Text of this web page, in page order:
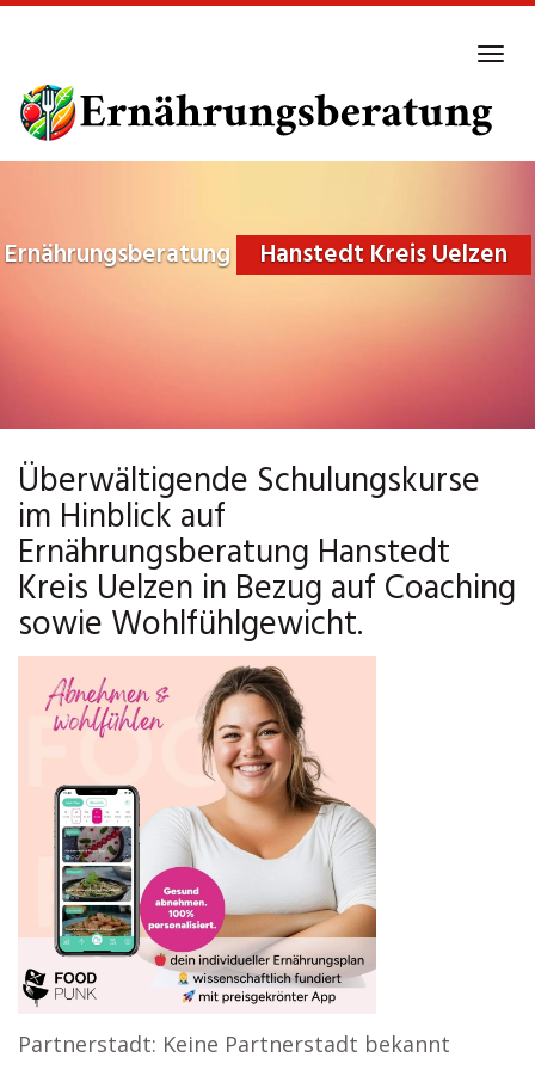
main
content
Ernährungsberatung Hanstedt Kreis Uelzen
Überwältigende Schulungskurse
im Hinblick auf
Ernährungsberatung Hanstedt
Kreis Uelzen in Bezug auf Coaching
sowie Wohlfühlgewicht.
Partnerstadt: Keine Partnerstadt bekannt